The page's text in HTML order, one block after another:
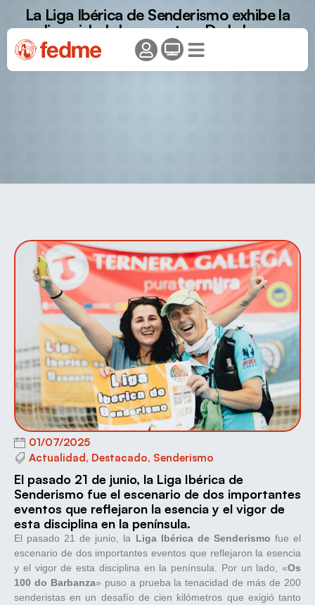
La Liga Ibérica de Senderismo exhibe la
diversidad de sus rutas: De la larga
distancia en Galicia al Paseo Familiar bajo
la Luna en Ceuta.
01/07/2025
Actualidad , Destacado, Senderismo
El pasado 21 de junio, la Liga Ibérica de
Senderismo fue el escenario de dos importantes
eventos que reflejaron la esencia y el vigor de
esta disciplina en la península.
El pasado 21 de junio, la Liga Ibérica de Senderismo fue el
escenario de dos importantes eventos que reflejaron la esencia
y el vigor de esta disciplina en la península. Por un lado, «Os
100 do Barbanza» puso a prueba la tenacidad de más de 200
senderistas en un desafío de cien kilómetros que exigió tanto